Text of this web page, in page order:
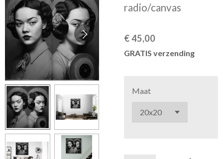
radio/canvas
€ 45,00
GRATIS verzending
Maat